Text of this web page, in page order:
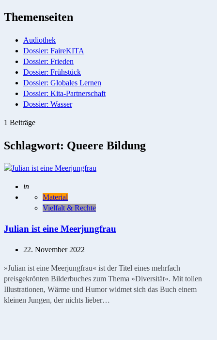
Themenseiten
Audiothek
Dossier: FaireKITA
Dossier: Frieden
Dossier: Frühstück
Dossier: Globales Lernen
Dossier: Kita-Partnerschaft
Dossier: Wasser
1 Beiträge
Schlagwort: Queere Bildung
Geschrieben
in
Material
Vielfalt & Rechte
Julian ist eine Meerjungfrau
22. November 2022
»Julian ist eine Meerjungfrau« ist der Titel eines mehrfach
preisgekrönten Bilderbuches zum Thema »Diversität«. Mit tollen
Illustrationen, Wärme und Humor widmet sich das Buch einem
kleinen Jungen, der nichts lieber…